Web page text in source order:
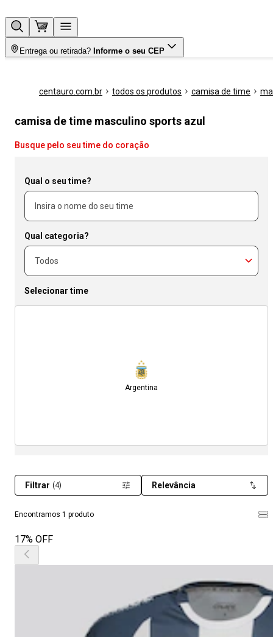
Entrega ou retirada? Informe o seu CEP
centauro.com.br todos os produtos camisa de time
camisa de time masculino sports azul
Busque pelo seu time do coração
Qual o seu time?
Qual categoria?
Selecionar time
Argentina
Encontramos 1 produto
Filtrar (4) Relevância
17% OFF